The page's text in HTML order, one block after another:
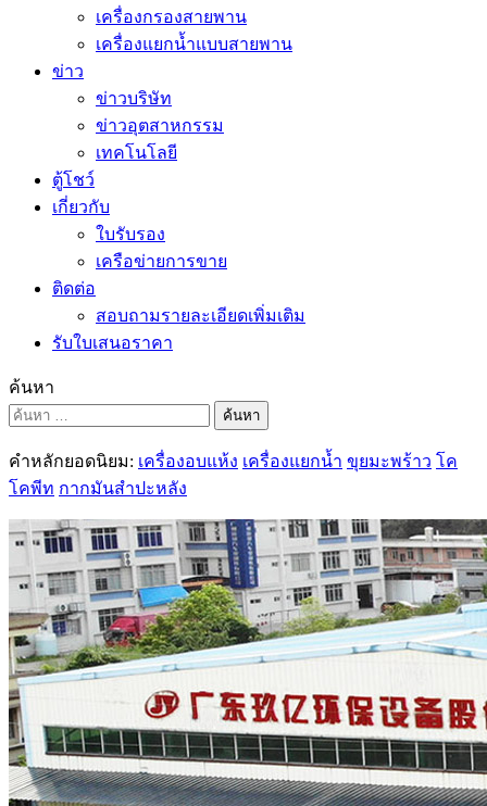
เครื่องกรองสายพาน
เครื่องแยกน้ำแบบสายพาน
ข่าว
ข่าวบริษัท
ข่าวอุตสาหกรรม
เทคโนโลยี
ตู้โชว์
เกี่ยวกับ
ใบรับรอง
เครือข่ายการขาย
ติดต่อ
สอบถามรายละเอียดเพิ่มเติม
รับใบเสนอราคา
ค้นหา
ค้นหา
คำหลักยอดนิยม: เครื่องอบแห้ง เครื่องแยกน้ำ ขุยมะพร้าว โค
โคพีท กากมันสำปะหลัง